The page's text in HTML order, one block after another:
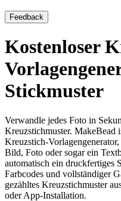
Feedback
Kostenloser
Stickmuster
Verwandle jedes Foto in
Kreuzstichmuster. MakeBead
Kreuzstich-
Bild, Foto oder sogar ein
automatisch ein druckfertiges
Farbcodes und vollständiger
gezähltes Kreuzstichmuster
oder App-Installation.